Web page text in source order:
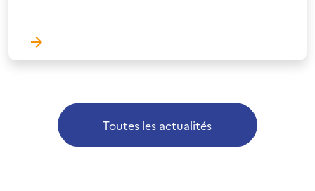
Toutes les actualités